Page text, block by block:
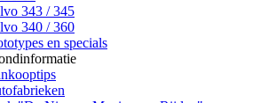
343 / 345
340 / 360
en specials